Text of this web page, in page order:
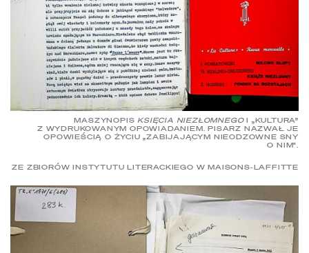
MASZYNOPISKSIĘCIA NIEZŁOMNEGOI „KULTURA”
Z WYDRUKOWANYM OPOWIADANIEM. PISARZ NAZWAŁ JE
OPOWIEŚCIĄ O ŻYCIU „ZABIJAJĄCYM NIEODZOWNE SNY
O NIM".
ZE ZBIORÓW INSTYTUTU LITERACKIEGO W MAISONS-LAFFITTE